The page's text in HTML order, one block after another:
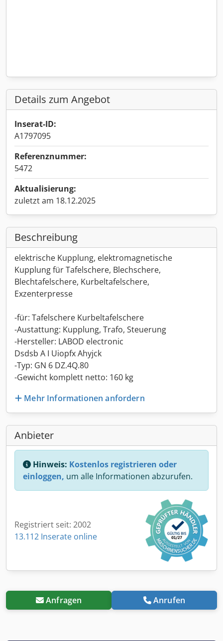
Details zum Angebot
Inserat-ID:
A1797095
Referenznummer:
5472
Aktualisierung:
zuletzt am 18.12.2025
Beschreibung
elektrische Kupplung, elektromagnetische
Kupplung für Tafelschere, Blechschere,
Blechtafelschere, Kurbeltafelschere,
Exzenterpresse
-für: Tafelschere Kurbeltafelschere
-Austattung: Kupplung, Trafo, Steuerung
-Hersteller: LABOD electronic
Dsdsb A I Uiopfx Ahyjck
-Typ: GN 6 DZ.4Q.80
-Gewicht komplett netto: 160 kg
Mehr Informationen anfordern
Anbieter
Hinweis: Kostenlos registrieren oder
einloggen, um alle Informationen abzurufen.
Registriert seit: 2002
13.112 Inserate online
Anfragen Anrufen